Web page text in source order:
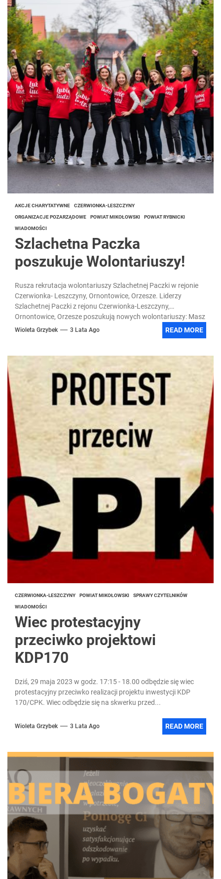
AKCJE CHARYTATYWNE CZERWIONKA-LESZCZYNY
ORGANIZACJE POZARZĄDOWE POWIAT MIKOŁOWSKI POWIAT RYBNICKI
WIADOMOŚCI
Szlachetna Paczka
poszukuje Wolontariuszy!
Rusza rekrutacja wolontariuszy Szlachetnej Paczki w rejonie
Czerwionka- Leszczyny, Ornontowice, Orzesze. Liderzy
Szlachetnej Paczki z rejonu Czerwionka-Leszczyny,
Ornontowice, Orzesze poszukują nowych wolontariuszy: Masz
minimum 16...
Wioleta Grzybek 3 Lata Ago READ MORE
CZERWIONKA-LESZCZYNY POWIAT MIKOŁOWSKI SPRAWY CZYTELNIKÓW
WIADOMOŚCI
Wiec protestacyjny
przeciwko projektowi
KDP170
Dziś, 29 maja 2023 w godz. 17:15 - 18.00 odbędzie się wiec
protestacyjny przeciwko realizacji projektu inwestycji KDP
170/CPK. Wiec odbędzie się na skwerku przed...
Wioleta Grzybek 3 Lata Ago READ MORE